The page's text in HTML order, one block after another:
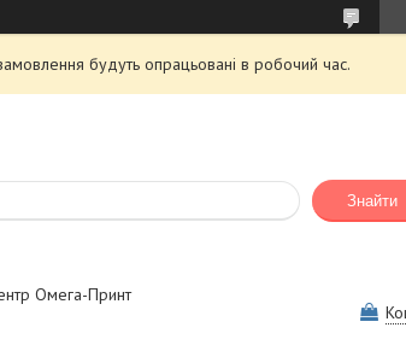
будуть опрацьовані в робочий час.
Знайти
Омега-Принт